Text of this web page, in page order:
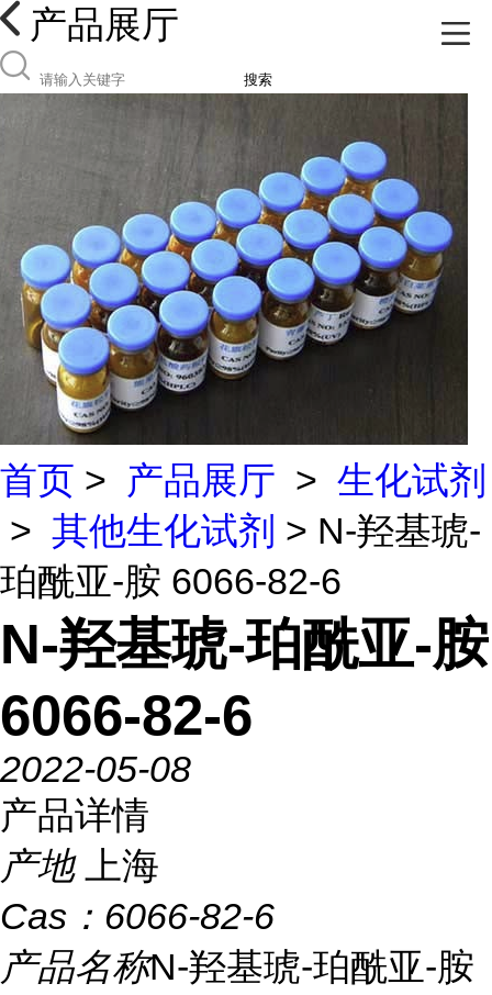
产品展厅
搜索
首页 > 产品展厅 > 生化试剂
> 其他生化试剂 > N-羟基琥-
珀酰亚-胺 6066-82-6
N-羟基琥-珀酰亚-胺
6066-82-6
2022-05-08
产品详情
产地
上海
Cas： 6066-82-6
产品名称N-羟基琥-珀酰亚-胺